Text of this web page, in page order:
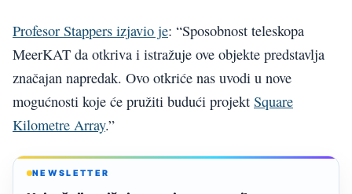
Profesor Stappers izjavio je: “Sposobnost teleskopa
MeerKAT da otkriva i istražuje ove objekte predstavlja
značajan napredak. Ovo otkriće nas uvodi u nove
mogućnosti koje će pružiti budući projekt Square
Kilometre Array.”
NEWSLETTER